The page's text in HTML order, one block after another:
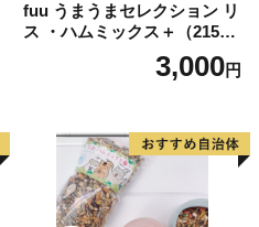
fuu うまうまセレクション リ
ス ・ハムミックス＋（215
3,000円